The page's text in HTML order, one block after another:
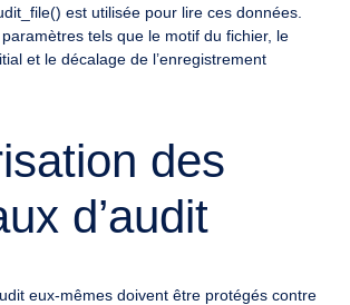
est utilisée pour lire ces données.
tels que le motif du fichier, le
et le décalage de l’enregistrement
des
d’audit
eux-mêmes doivent être protégés contre